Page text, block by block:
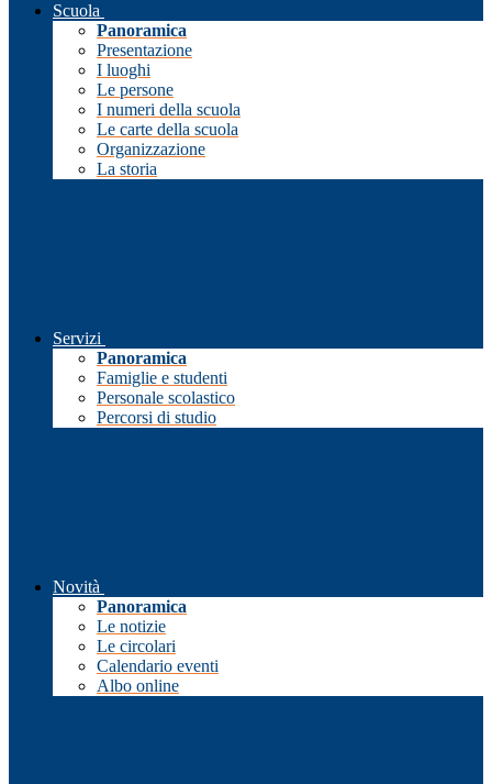
Scuola
Panoramica
Presentazione
I luoghi
Le persone
I numeri della scuola
Le carte della scuola
Organizzazione
La storia
Servizi
Panoramica
Famiglie e studenti
Personale scolastico
Percorsi di studio
Novità
Panoramica
Le notizie
Le circolari
Calendario eventi
Albo online